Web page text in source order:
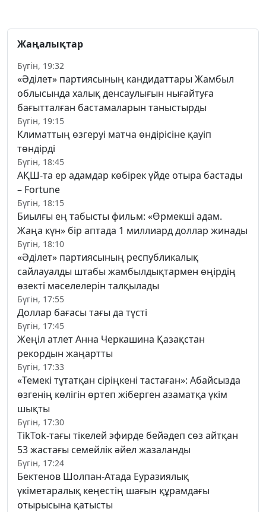
Жаңалықтар
Бүгін, 19:32
«Әділет» партиясының кандидаттары Жамбыл
облысында халық денсаулығын нығайтуға
бағытталған бастамаларын таныстырды
Бүгін, 19:15
Климаттың өзгеруі матча өндірісіне қауіп
төндірді
Бүгін, 18:45
АҚШ-та ер адамдар көбірек үйде отыра бастады
– Fortune
Бүгін, 18:15
Биылғы ең табысты фильм: «Өрмекші адам.
Жаңа күн» бір аптада 1 миллиард доллар жинады
Бүгін, 18:10
«Әділет» партиясының республикалық
сайлауалды штабы жамбылдықтармен өңірдің
өзекті мәселелерін талқылады
Бүгін, 17:55
Доллар бағасы тағы да түсті
Бүгін, 17:45
Жеңіл атлет Анна Черкашина Қазақстан
рекордын жаңартты
Бүгін, 17:33
«Темекі тұтатқан сіріңкені тастаған»: Абайсызда
өзгенің көлігін өртеп жіберген азаматқа үкім
шықты
Бүгін, 17:30
TikTok-тағы тікелей эфирде бейәдеп сөз айтқан
53 жастағы семейлік әйел жазаланды
Бүгін, 17:24
Бектенов Шолпан-Атада Еуразиялық
үкіметаралық кеңестің шағын құрамдағы
отырысына қатысты